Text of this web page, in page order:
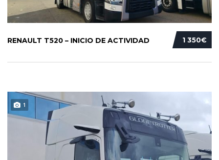
1 350€
RENAULT T520 – INICIO DE ACTIVIDAD
1